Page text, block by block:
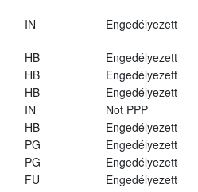
IN Engedélyezett
HB
Engedélyezett
HB
Engedélyezett
HB
Engedélyezett
IN
Not PPP
HB
Engedélyezett
PG
Engedélyezett
PG
Engedélyezett
FU
Engedélyezett